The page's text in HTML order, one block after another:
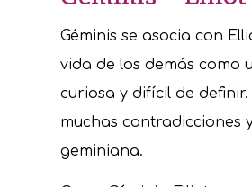
Géminis se asocia con
vida de los demás como
curiosa y difícil de
muchas contradicciones
geminiana.